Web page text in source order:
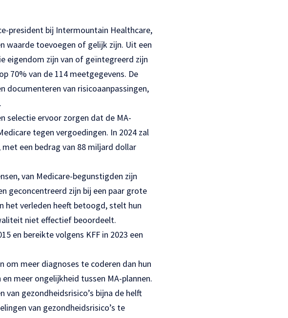
president bij Intermountain Healthcare,
waarde toevoegen of gelijk zijn. Uit een
eigendom zijn van of geïntegreerd zijn
70% van de 114 meetgegevens. De
documenteren van risicoaanpassingen,
selectie ervoor zorgen dat de MA-
tegen vergoedingen. In 2024 zal
een bedrag van 88 miljard dollar
van Medicare-begunstigden zijn
geconcentreerd zijn bij een paar grote
het verleden heeft betoogd, stelt hun
niet effectief beoordeelt.
en bereikte volgens KFF in 2023 een
om meer diagnoses te coderen dan hun
meer ongelijkheid tussen MA-plannen.
gezondheidsrisico’s bijna de helft
van gezondheidsrisico’s te